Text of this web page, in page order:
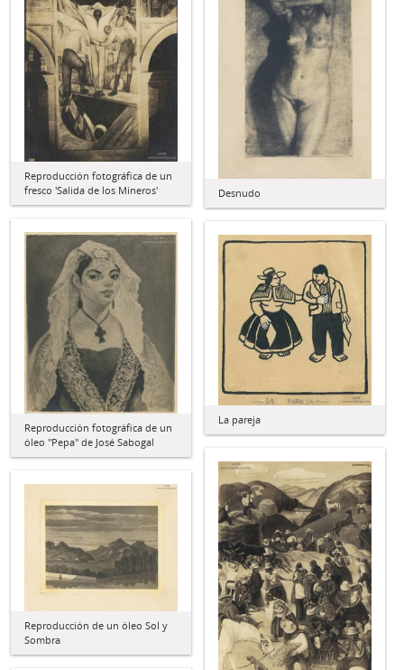
Desnudo
Reproducción fotográfica de un
fresco 'Salida de los Mineros'
Reproducción fotográfica de un
óleo "Pepa" de José Sabogal
La pareja
Reproducción de un óleo Sol y
Sombra